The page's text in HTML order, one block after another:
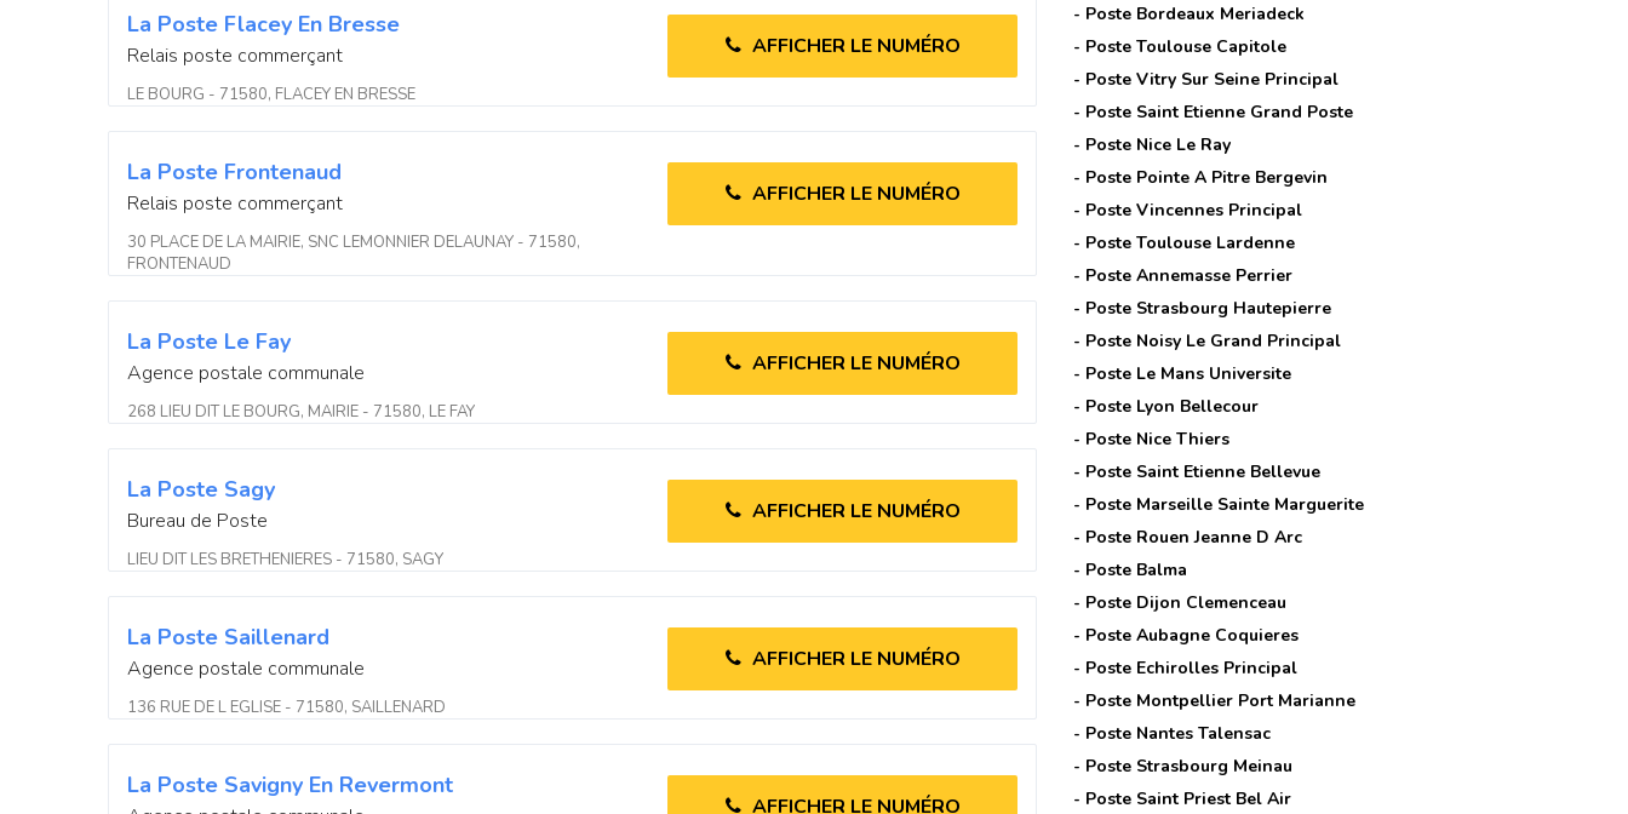
La Poste Flacey En Bresse
Relais poste commerçant
LE BOURG - 71580, FLACEY EN BRESSE
AFFICHER LE NUMÉRO
La Poste Frontenaud
Relais poste commerçant
30 PLACE DE LA MAIRIE, SNC LEMONNIER DELAUNAY - 71580,
FRONTENAUD
AFFICHER LE NUMÉRO
La Poste Le Fay
Agence postale communale
268 LIEU DIT LE BOURG, MAIRIE - 71580, LE FAY
AFFICHER LE NUMÉRO
La Poste Sagy
Bureau de Poste
LIEU DIT LES BRETHENIERES - 71580, SAGY
AFFICHER LE NUMÉRO
La Poste Saillenard
Agence postale communale
136 RUE DE L EGLISE - 71580, SAILLENARD
AFFICHER LE NUMÉRO
La Poste Savigny En Revermont
AFFICHER LE NUMÉRO
- Poste Bordeaux Meriadeck
- PosteToulouse Capitole
- PosteVitry Sur Seine Principal
- Poste Saint Etienne Grand Poste
- Poste Nice Le Ray
- Poste Pointe A Pitre Bergevin
- PosteVincennes Principal
- PosteToulouse Lardenne
- PosteAnnemasse Perrier
- Poste Strasbourg Hautepierre
- Poste Noisy Le Grand Principal
- Poste Le Mans Universite
- Poste Lyon Bellecour
- Poste Nice Thiers
- Poste Saint Etienne Bellevue
- Poste Marseille Sainte Marguerite
- Poste Rouen Jeanne D Arc
- Poste Balma
- Poste Dijon Clemenceau
- PosteAubagne Coquieres
- Poste Echirolles Principal
- Poste Montpellier Port Marianne
- Poste Nantes Talensac
- Poste Strasbourg Meinau
- Poste Saint Priest Bel Air